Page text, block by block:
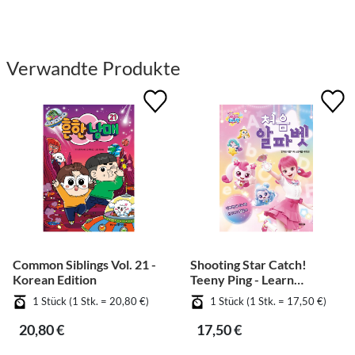
Verwandte Produkte
Common Siblings Vol. 21 -
Korean Edition
1 Stück (1 Stk. = 20,80 €)
20,80 €
Shooting Star Catch!
Teeny Ping - Learn
Alphabet
1 Stück (1 Stk. = 17,50 €)
17,50 €